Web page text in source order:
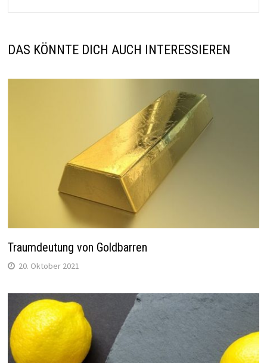
DAS KÖNNTE DICH AUCH INTERESSIEREN
Traumdeutung von Goldbarren
20. Oktober 2021